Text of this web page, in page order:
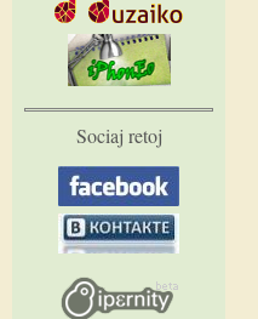
Sociaj retoj